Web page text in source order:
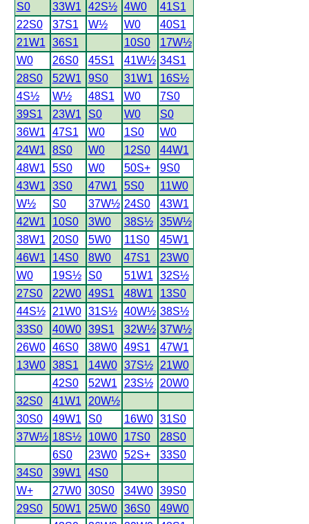
S0
33W1 42S½ 4W0
41S1
22S0
37S1 W½ W0
40S1
21W1
36S1 10S0
17W½
W0
26S0 45S1 41W½ 34S1
28S0
52W1 9S0 31W1
16S½
4S½
W½ 48S1 W0
7S0
39S1
23W1 S0 W0
S0
36W1
47S1 W0 1S0
W0
24W1
8S0 W0 12S0
44W1
48W1
5S0 W0 50S+
9S0
43W1
3S0 47W1 5S0
11W0
W½
S0 37W½ 24S0
43W1
42W1
10S0 3W0 38S½
35W½
38W1
20S0 5W0 11S0
45W1
46W1
14S0 8W0 47S1
23W0
W0
19S½ S0 51W1
32S½
27S0
22W0 49S1 48W1
13S0
44S½
21W0 31S½ 40W½ 38S½
33S0
40W0 39S1 32W½ 37W½
26W0
46S0 38W0 49S1
47W1
13W0
38S1 14W0 37S½
21W0
42S0
52W1 23S½
20W0
32S0
41W1
20W½
30S0
49W1 S0 16W0
31S0
37W½ 18S½ 10W0 17S0
28S0
6S0
23W0 52S+
33S0
34S0
39W1
4S0
W+
27W0 30S0 34W0
39S0
29S0
50W1 25W0 36S0
49W0